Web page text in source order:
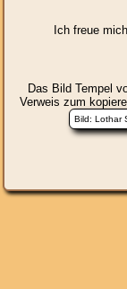
Ich freue
Das Bild Tempel
Verweis zum